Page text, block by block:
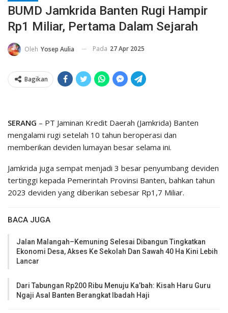
BUMD Jamkrida Banten Rugi Hampir
Rp1 Miliar, Pertama Dalam Sejarah
Oleh Yosep Aulia Pada 27 Apr 2025
Bagikan
SERANG – PT Jaminan Kredit Daerah (Jamkrida) Banten
mengalami rugi setelah 10 tahun beroperasi dan
memberikan deviden lumayan besar selama ini.
Jamkrida juga sempat menjadi 3 besar penyumbang deviden
tertinggi kepada Pemerintah Provinsi Banten, bahkan tahun
2023 deviden yang diberikan sebesar Rp1,7 Miliar.
BACA JUGA
Jalan Malangah–Kemuning Selesai Dibangun Tingkatkan
Ekonomi Desa, Akses Ke Sekolah Dan Sawah 40 Ha Kini Lebih
Lancar
Dari Tabungan Rp200 Ribu Menuju Ka’bah: Kisah Haru Guru
Ngaji Asal Banten Berangkat Ibadah Haji